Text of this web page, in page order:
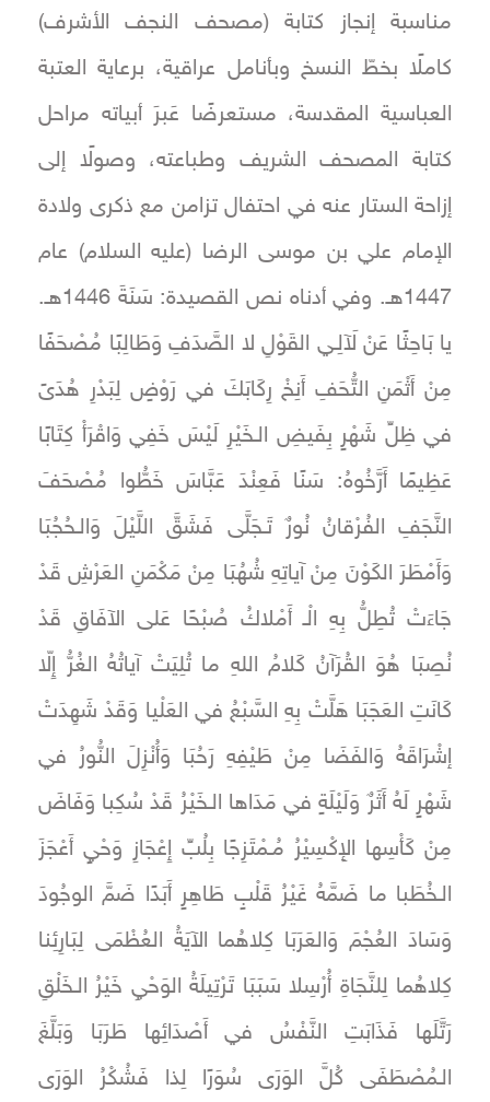
مناسبة إنجاز كتابة (مصحف النجف الأشرف)
كاملًا بخطّ النسخ وبأنامل عراقية، برعاية العتبة
العباسية المقدسة، مستعرضًا عَبرَ أبياته مراحل
كتابة المصحف الشريف وطباعته، وصولًا إلى
إزاحة الستار عنه في احتفال تزامن مع ذكرى ولادة
الإمام علي بن موسى الرضا (عليه السلام) عام
1447هـ. وفي أدناه نص القصيدة: سَنَةَ 1446هـ.
يا بَاحِثًا عَنْ لَآلِـي القَوْلِ لا الصَّدَفِ وَطَالِبًا مُصْحَفًا
مِنْ أَثْمَنِ التُّحَفِ أَنِخْ رِكَابَكَ في رَوْضٍ لِبَدْرِ هُدَىً
في ظِلِّ شَهْرٍ بِفَيضِ الـخَيْرِ لَيْسَ خَفِي وَاقْرَأْ كِتَابًا
عَظِيمًا أَرَّخُوهُ: سَنًا فَعِنْدَ عَبَّاسَ خَطُّوا مُصْحَفَ
النَّجَفِ الفُرْقانُ نُورٌ تَـجَلَّى فَشَقَّ اللَّيْلَ وَالـحُجُبَا
وَأَمْطَرَ الكَوْنَ مِنْ آياتِهِ شُهُبَا مِنْ مَكْمَنِ العَرْشِ قَدْ
جَاءَتْ تُطِلُّ بِهِ الْـ أَمْلاكُ صُبْحًا عَلى الآفَاقِ قَدْ
نُصِبَا هُوَ القُرَآنُ كَلامُ اللهِ ما تُلِيَتْ آياتُهُ الغُرُّ إِلّا
كَانَتِ العَجَبَا هَلَّتْ بِهِ السَّبْعُ في العَلْيا وَقَدْ شَهِدَتْ
إشْرَاقَهُ وَالفَضَا مِنْ طَيْفِهِ رَحُبَا وَأُنْزِلَ النُّورُ في
شَهْرٍ لَهُ أَثَرٌ وَلَيْلَةٍ في مَدَاها الـخَيْرُ قَدْ سُكِبا وَفَاضَ
مِنْ كَأْسِها الإِكْسِيْرُ مُـمْتَزِجًا بِلُبِّ إِعْجَازِ وَحْيٍ أَعْجَزَ
الـخُطَبا ما ضَمَّهُ غَيْرُ قَلْبٍ طَاهِرٍ أَبَدًا ضَمَّ الوجُودَ
وَسَادَ العُجْمَ وَالعَرَبَا كِلاهُما الآيَةُ العُظْمَى لِبَارِئِنا
كِلاهُما لِلنَّجَاةِ أُرْسِلا سَبَبَا تَرْتِيلَةُ الوَحْيِ خَيْرُ الـخَلْقِ
رَتَّلَها فَذَابَتِ النَّفْسُ في أَصْدَائِها طَرَبَا وَبَلَّغَ
الـمُصْطَفَى كُلَّ الوَرَى سُوَرًا لِذا فَشُكْرُ الوَرَى